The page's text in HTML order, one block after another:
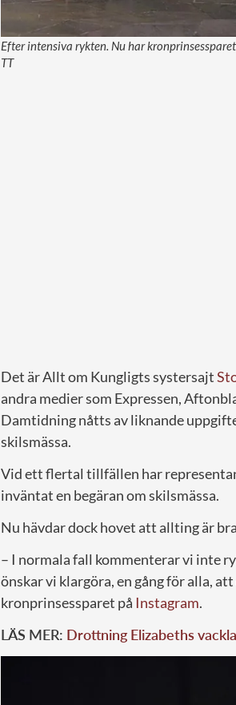
Efter intensiva rykten. Nu har
TT
Det är Allt om Kungligts systersajt
andra medier som Expressen,
Damtidning nåtts av liknande
skilsmässa.
Vid ett flertal tillfällen har
inväntat en begäran om skilsmässa.
Nu hävdar dock hovet att allting är
– I normala fall kommenterar vi inte
önskar vi klargöra, en gång för alla,
kronprinsessparet på Instagram.
LÄS MER: Drottning Elizabeths